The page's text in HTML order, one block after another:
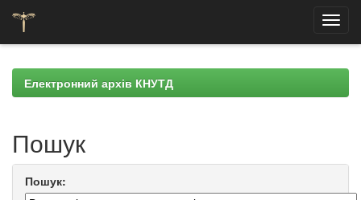
navigationЕлектронний архів КНУТД
Пошук
Пошук: